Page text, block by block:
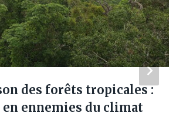
des forêts tropicales :
en ennemies du climat